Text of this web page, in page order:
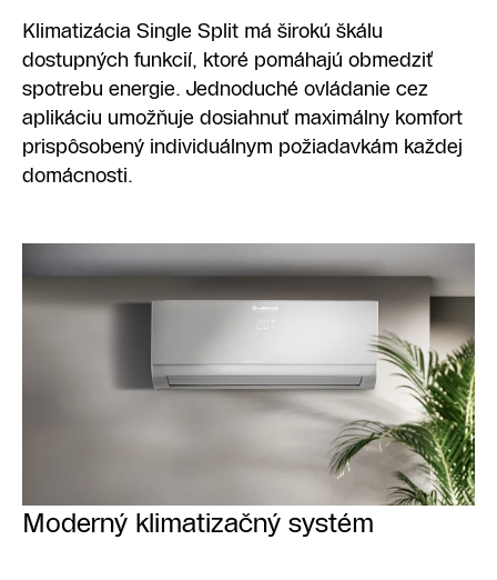
Klimatizácia Single Split má širokú škálu
dostupných funkcií, ktoré pomáhajú obmedziť
spotrebu energie. Jednoduché ovládanie cez
aplikáciu umožňuje dosiahnuť maximálny komfort
prispôsobený individuálnym požiadavkám každej
domácnosti.
Moderný klimatizačný systém